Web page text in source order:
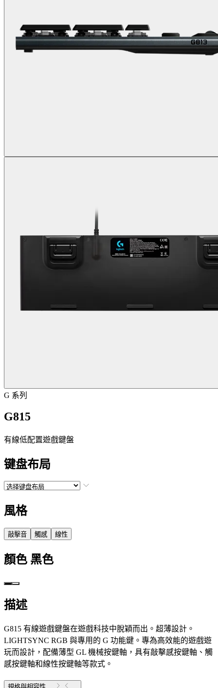
G 系列
G815
有線低配置遊戲鍵盤
键盘布局
風格
敲擊音 觸感 線性
顏色 黑色
描述
G815 有線遊戲鍵盤在遊戲科技中脫穎而出。超薄設計。
LIGHTSYNC RGB 與專用的 G 功能鍵。專為高效能的遊戲遊
玩而設計，配備薄型 GL 機械按鍵軸，具有敲擊感按鍵軸、觸
感按鍵軸和線性按鍵軸等款式。